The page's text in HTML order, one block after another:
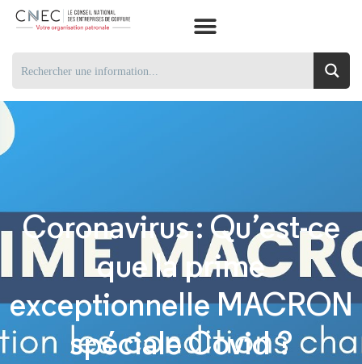
Coronavirus : Qu’est-ce
que la prime
exceptionnelle MACRON
spéciale Covid ?